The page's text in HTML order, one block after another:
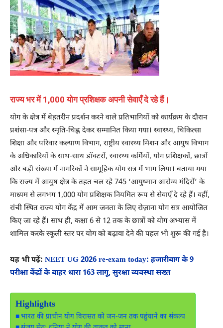
राज्य भर में 1,000 योग प्रशिक्षक अपनी सेवाएँ दे रहे हैं।
योग के क्षेत्र में बेहतरीन प्रदर्शन करने वाले प्रतिभागियों को कार्यक्रम के दौरान
प्रशंसा-पत्र और स्मृति-चिह्न देकर सम्मानित किया गया। स्वास्थ्य, चिकित्सा
शिक्षा और परिवार कल्याण विभाग, राष्ट्रीय स्वास्थ्य मिशन और आयुष विभाग
के अधिकारियों के साथ-साथ डॉक्टरों, स्वास्थ्य कर्मियों, योग प्रशिक्षकों, छात्रों
और बड़ी संख्या में नागरिकों ने सामूहिक योग सत्र में भाग लिया। बताया गया
कि राज्य में आयुष क्षेत्र के तहत चल रहे 745 ‘आयुष्मान आरोग्य मंदिरों’ के
माध्यम से लगभग 1,000 योग प्रशिक्षक नियमित रूप से सेवाएँ दे रहे हैं। वहीं,
रांची स्थित राज्य योग केंद्र में आम जनता के लिए रोज़ाना योग सत्र आयोजित
किए जा रहे हैं। साथ ही, कक्षा 6 से 12 तक के छात्रों को योग अभ्यास में
शामिल करके स्कूली स्तर पर योग को बढ़ावा देने की पहल भी शुरू की गई है।
यह भी पढ़ें: NEET UG 2026 re-exam today: हजारीबाग के 9
परीक्षा केंद्रों के बाहर धारा 163 लागू, सुरक्षा व्यवस्था सख्त
Highlights
भारत की प्राचीन योग विरासत को जन-जन तक पहुंचाने का संकल्प